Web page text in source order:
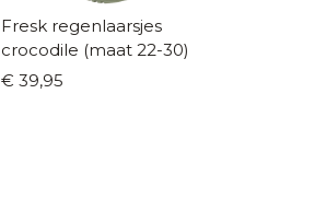
Fresk regenlaarsjes
crocodile (maat 22-30)
€ 39,95